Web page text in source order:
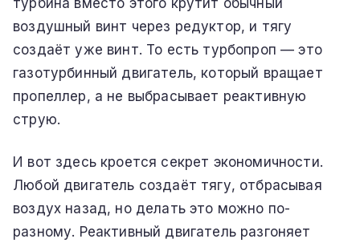
турбина вместо этого крутит обычный
воздушный винт через редуктор, и тягу
создаёт уже винт. То есть турбопроп — это
газотурбинный двигатель, который вращает
пропеллер, а не выбрасывает реактивную
струю.
И вот здесь кроется секрет экономичности.
Любой двигатель создаёт тягу, отбрасывая
воздух назад, но делать это можно по-
разному. Реактивный двигатель разгоняет